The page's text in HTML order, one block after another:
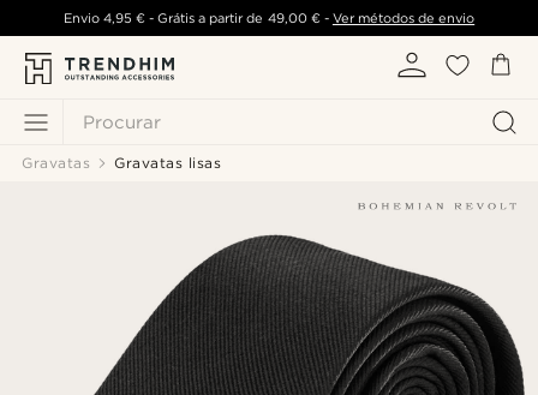
Procurar
Envio 4,95 €- Grátis a partir de 49,00 €- Ver métodos de envio
Gravatas Gravatas lisas